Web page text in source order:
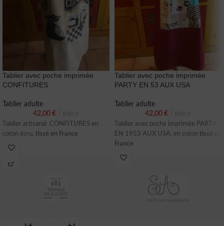
Tablier avec poche imprimée
CONFITURES
Tablier adulte
42,00 €
Tablier artisanal CONFITURES en
coton écru, tissé en France
Tablier avec poche imprimée
PARTY EN 53 AUX USA
Tablier adulte
42,00 €
Tablier avec poche imprimée PARTY
EN 1953 AUX USA, en coton tissé en
France